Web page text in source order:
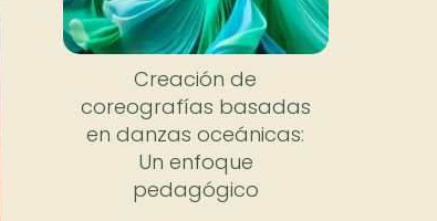
Creación de
coreografías basadas
en danzas oceánicas:
Un enfoque
pedagógico